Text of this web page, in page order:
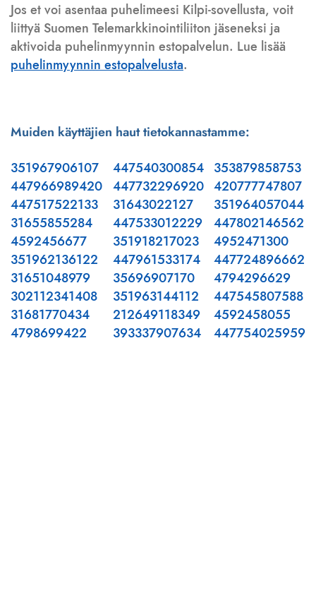
Jos et voi asentaa puhelimeesi Kilpi-sovellusta, voit
liittyä Suomen Telemarkkinointiliiton jäseneksi ja
aktivoida puhelinmyynnin estopalvelun. Lue lisää
puhelinmyynnin estopalvelusta.
Muiden käyttäjien haut tietokannastamme:
351967906107
447966989420
447517522133
31655855284
4592456677
351962136122
31651048979
302112341408
31681770434
4798699422
447540300854
447732296920
31643022127
447533012229
351918217023
447961533174
35696907170
351963144112
212649118349
393337907634
353879858753
420777747807
351964057044
447802146562
4952471300
447724896662
4794296629
447545807588
4592458055
447754025959